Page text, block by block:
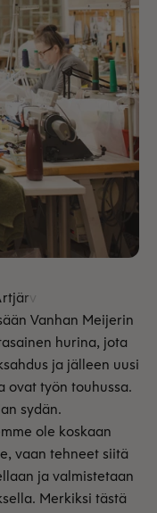
Vanhan Meijerin
hurina, jota
ja jälleen uusi
ovat työn touhussa.
sydän.
ole koskaan
vaan tehneet siitä
ja valmistetaan
Merkiksi tästä